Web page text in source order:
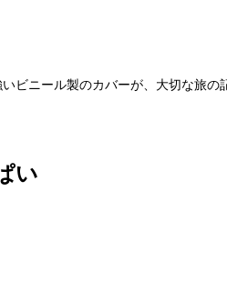
ビニール製のカバーが、大切な旅
い